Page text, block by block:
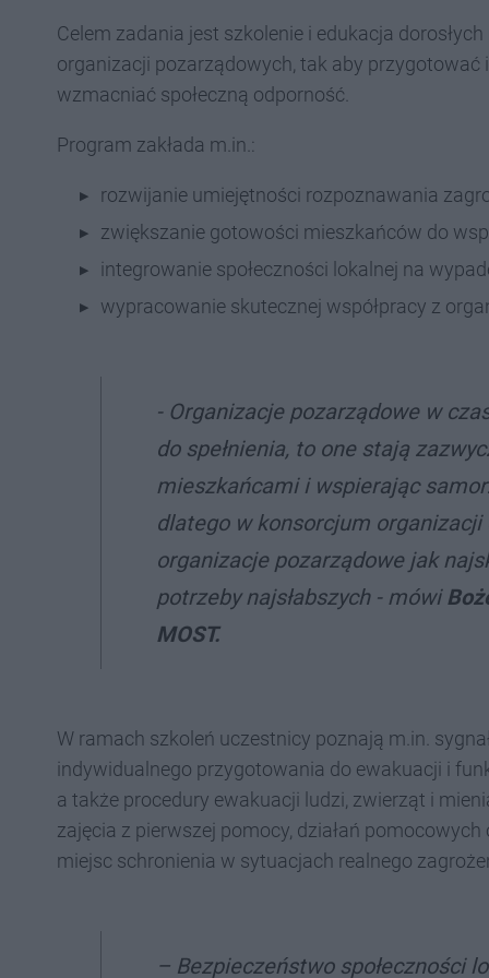
Celem zadania jest szkolenie i edukacja
organizacji pozarządowych, tak aby
wzmacniać społeczną odporność.
Program zakłada m.in.:
rozwijanie umiejętności rozpoznawania
zwiększanie gotowości mieszkańców do
integrowanie społeczności lokalnej na
wypracowanie skutecznej współpracy z
- Organizacje pozarządowe w
do spełnienia, to one stają
mieszkańcami i wspierając
dlatego w konsorcjum
organizacje pozarządowe jak
potrzeby najsłabszych - mówi
MOST.
W ramach szkoleń uczestnicy poznają m.in.
indywidualnego przygotowania do ewakuacji i
a także procedury ewakuacji ludzi, zwierząt i
zajęcia z pierwszej pomocy, działań
miejsc schronienia w sytuacjach realnego
– Bezpieczeństwo społeczności